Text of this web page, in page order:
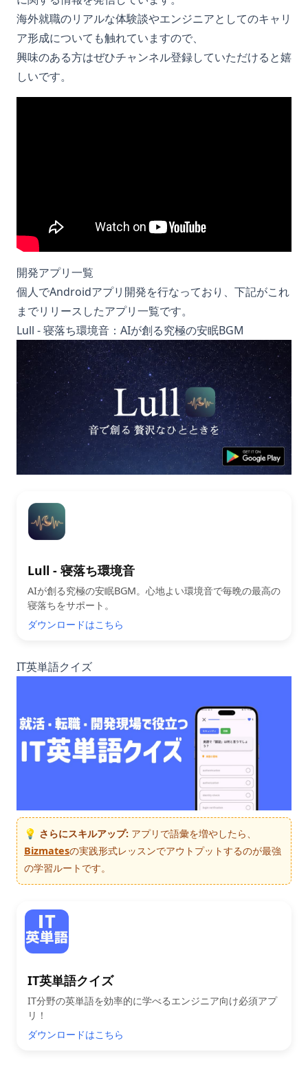
海外就職のリアルな体験談やエンジニアとしてのキャリ
ア形成についても触れていますので、
興味のある方はぜひチャンネル登録していただけると嬉
しいです。
開発アプリ一覧
個人でAndroidアプリ開発を行なっており、下記がこれ
までリリースしたアプリ一覧です。
Lull - 寝落ち環境音：AIが創る究極の安眠BGM
Lull - 寝落ち環境音
AIが創る究極の安眠BGM。心地よい環境音で毎晩の最高の
寝落ちをサポート。
ダウンロードはこちら
IT英単語クイズ
💡 さらにスキルアップ: アプリで語彙を増やしたら、
Bizmatesの実践形式レッスンでアウトプットするのが最強
の学習ルートです。
IT英単語クイズ
IT分野の英単語を効率的に学べるエンジニア向け必須アプ
リ！
ダウンロードはこちら